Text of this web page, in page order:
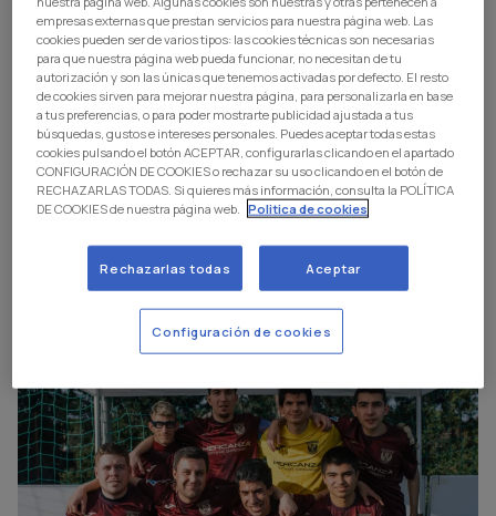
Genuine|27 abr. 2026
El Genuine disfruta en la Fase Granada
empresas externas que prestan servicios para nuestra página web. Las
cookies pueden ser de varios tipos: las cookies técnicas son necesarias
para que nuestra página web pueda funcionar, no necesitan de tu
autorización y son las únicas que tenemos activadas por defecto. El resto
de cookies sirven para mejorar nuestra página, para personalizarla en base
a tus preferencias, o para poder mostrarte publicidad ajustada a tus
búsquedas, gustos e intereses personales. Puedes aceptar todas estas
cookies pulsando el botón ACEPTAR, configurarlas clicando en el apartado
CONFIGURACIÓN DE COOKIES o rechazar su uso clicando en el botón de
RECHAZARLAS TODAS. Si quieres más información, consulta la POLÍTICA
DE COOKIES de nuestra página web.
Politica de cookies
Rechazarlas todas Aceptar
Configuración de cookies